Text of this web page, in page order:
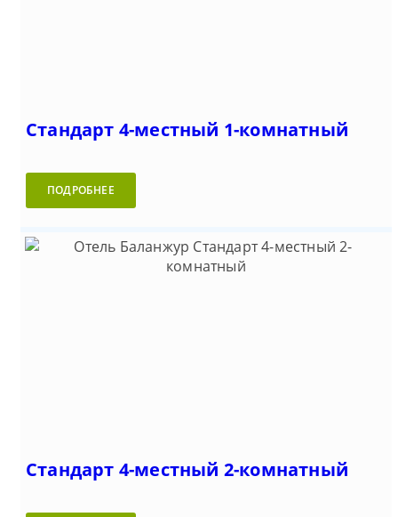
Стандарт 4-местный 1-комнатный
ПОДРОБНЕЕ
Стандарт 4-местный 2-комнатный